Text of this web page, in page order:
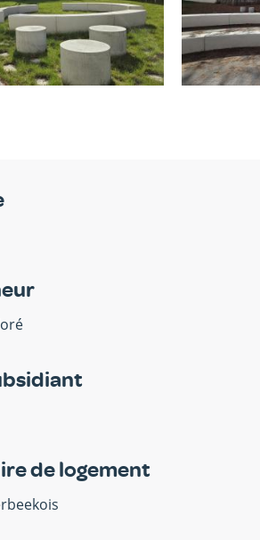
de logement